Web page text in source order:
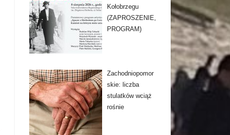
Kołobrzegu
(ZAPROSZENIE,
PROGRAM)
Zachodniopomor
skie: liczba
stulatków wciąż
rośnie